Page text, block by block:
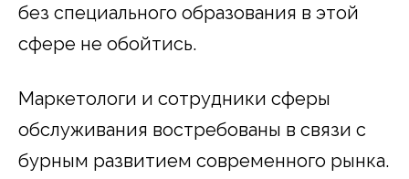
без специального образования в этой
сфере не обойтись.
Маркетологи и сотрудники сферы
обслуживания востребованы в связи с
бурным развитием современного рынка.